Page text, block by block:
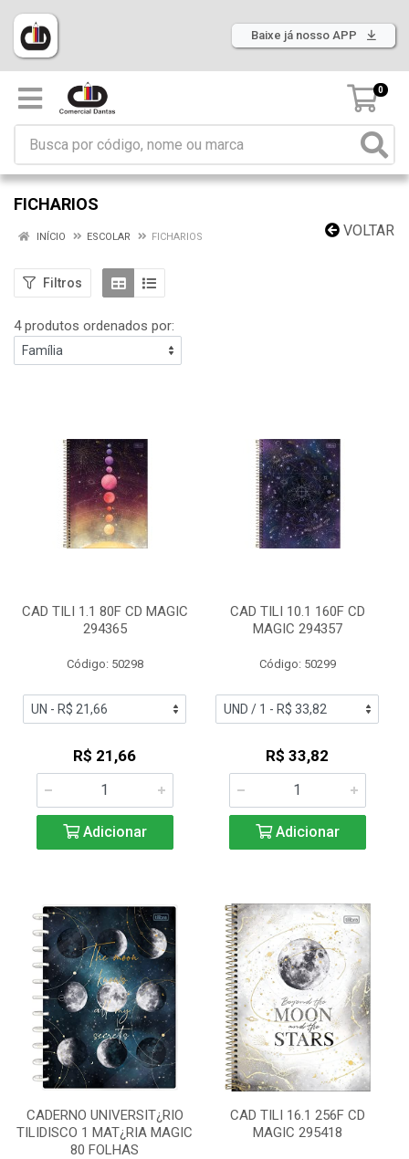
Baixe já nosso APP
0
FICHARIOS
VOLTAR
INÍCIO ESCOLAR FICHARIOS
Filtros
4 produtos ordenados por:
CAD TILI 1.1 80F CD MAGIC
294365
Código: 50298
R$ 21,66
Adicionar
CAD TILI 10.1 160F CD
MAGIC 294357
Código: 50299
R$ 33,82
Adicionar
CADERNO UNIVERSIT¿RIO
TILIDISCO 1 MAT¿RIA MAGIC
80 FOLHAS
CAD TILI 16.1 256F CD
MAGIC 295418